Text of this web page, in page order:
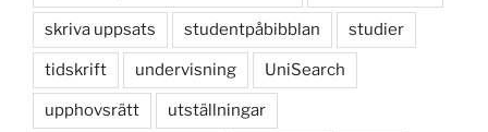
skriva uppsats studentpåbibblan studier
tidskrift undervisning UniSearch
upphovsrätt utställningar